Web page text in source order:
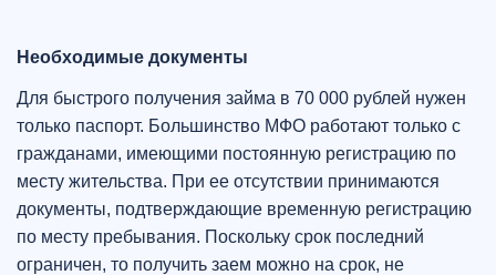
Необходимые документы
Для быстрого получения займа в 70 000 рублей нужен
только паспорт. Большинство МФО работают только с
гражданами, имеющими постоянную регистрацию по
месту жительства. При ее отсутствии принимаются
документы, подтверждающие временную регистрацию
по месту пребывания. Поскольку срок последний
ограничен, то получить заем можно на срок, не